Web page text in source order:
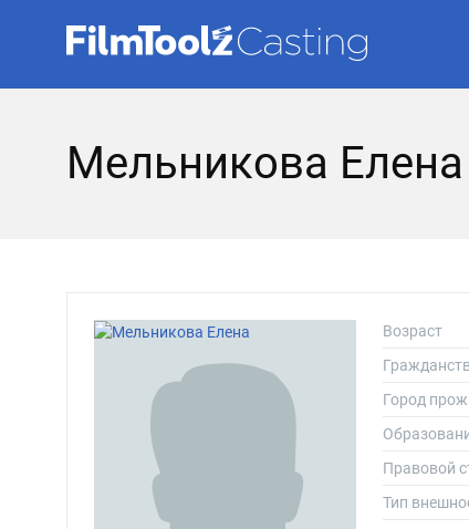
Мельникова
Возраст
Город
Правовой
Тип